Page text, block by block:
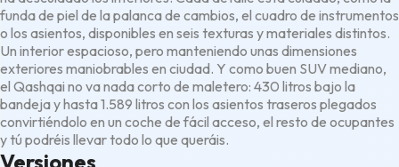
funda de piel de la palanca de cambios, el cuadro de instrumentos
o los asientos, disponibles en seis texturas y materiales distintos.
Un interior espacioso, pero manteniendo unas dimensiones
exteriores maniobrables en ciudad. Y como buen SUV mediano,
el Qashqai no va nada corto de maletero: 430 litros bajo la
bandeja y hasta 1.589 litros con los asientos traseros plegados
convirtiéndolo en un coche de fácil acceso, el resto de ocupantes
y tú podréis llevar todo lo que queráis.
Versiones